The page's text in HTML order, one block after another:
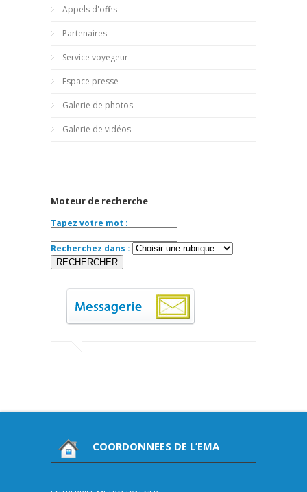
Appels d'offres
Partenaires
Service voyegeur
Espace presse
Galerie de photos
Galerie de vidéos
Moteur de recherche
Tapez votre mot :
Recherchez dans :
COORDONNEES DE L’EMA